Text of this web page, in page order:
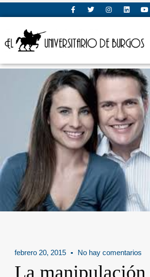
febrero 20, 2015 No hay comentarios
La